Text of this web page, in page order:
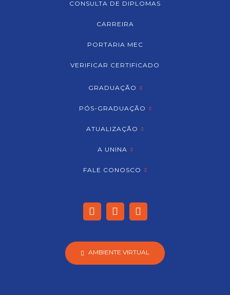
CONSULTA DE DIPLOMAS
CARREIRA
PORTARIA MEC
VERIFICAR CERTIFICADO
GRADUAÇÃO
PÓS-GRADUAÇÃO
ATUALIZAÇÃO
A UNINA
FALE CONOSCO
AMBIENTE VIRTUAL